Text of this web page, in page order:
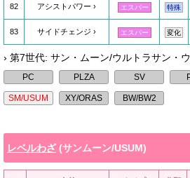
82 アシストパワー エスパー 特殊
83 サイドチェンジ エスパー 変化
› 第7世代: サン・ムーン/ウルトラサン・
レベルわざ(サンムーン/USUM)